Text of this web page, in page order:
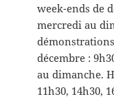
week-ends de
mercredi au
décembre :
au dimanche.
11h30, 14h30,